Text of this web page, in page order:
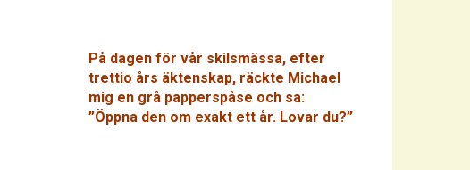
På dagen för vår skilsmässa, efter
trettio års äktenskap, räckte Michael
mig en grå papperspåse och sa:
”Öppna den om exakt ett år. Lovar du?”